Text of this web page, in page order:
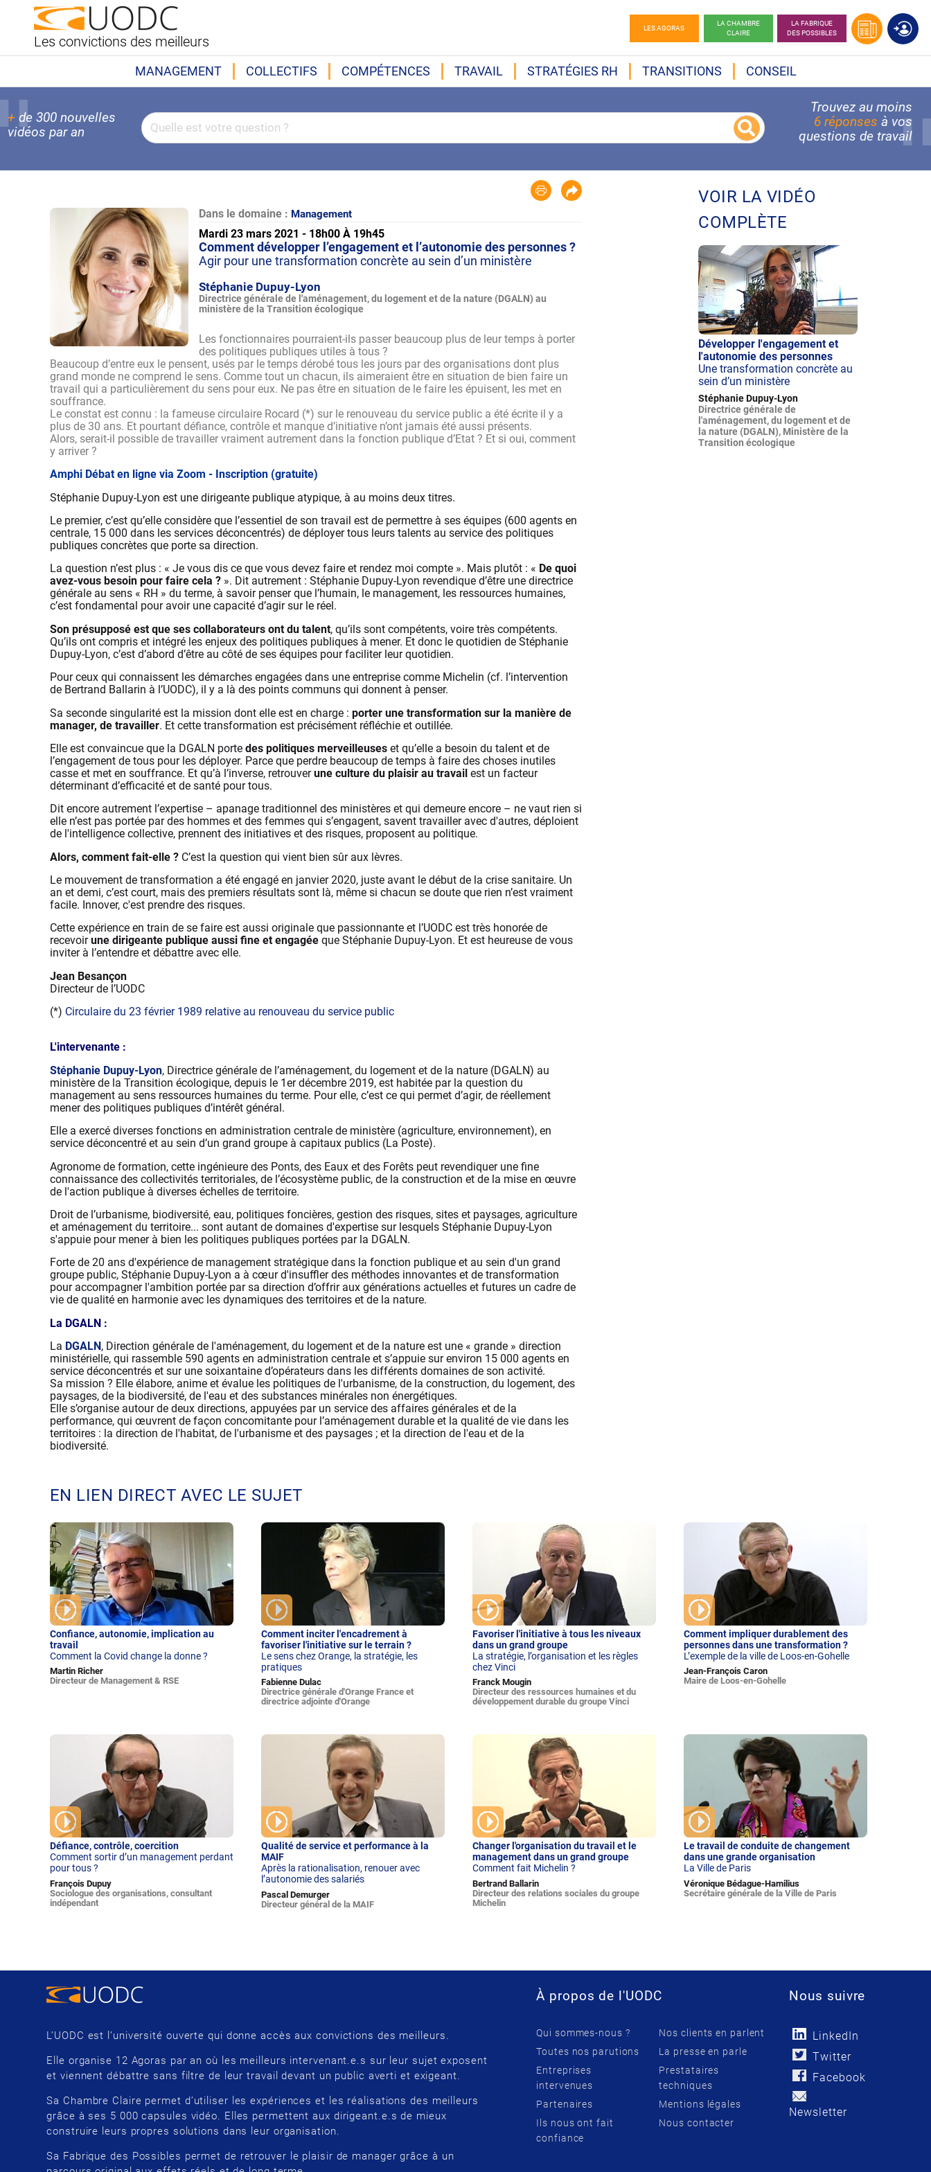
Les convictions des meilleurs
LES AGORAS
LA CHAMBRE
CLAIRE
LA FABRIQUE
DES POSSIBLES
MANAGEMENT COLLECTIFS COMPÉTENCES TRAVAIL STRATÉGIES RH TRANSITIONS CONSEIL
+ de 300 nouvelles
vidéos par an
Trouvez au moins
6 réponses à vos
questions de travail
Dans le domaine : Management
Mardi 23 mars 2021 - 18h00 À 19h45
Comment développer l’engagement et l’autonomie des personnes ?
Agir pour une transformation concrète au sein d’un ministère
Stéphanie Dupuy-Lyon
Directrice générale de l'aménagement, du logement et de la nature (DGALN) au
ministère de la Transition écologique
Les fonctionnaires pourraient-ils passer beaucoup plus de leur temps à porter
des politiques publiques utiles à tous ?
Beaucoup d’entre eux le pensent, usés par le temps dérobé tous les jours par des organisations dont plus
grand monde ne comprend le sens. Comme tout un chacun, ils aimeraient être en situation de bien faire un
travail qui a particulièrement du sens pour eux. Ne pas être en situation de le faire les épuisent, les met en
souffrance.
Le constat est connu : la fameuse circulaire Rocard (*) sur le renouveau du service public a été écrite il y a
plus de 30 ans. Et pourtant défiance, contrôle et manque d’initiative n’ont jamais été aussi présents.
Alors, serait-il possible de travailler vraiment autrement dans la fonction publique d’Etat ? Et si oui, comment
y arriver ?
Amphi Débat en ligne via Zoom - Inscription (gratuite)
Stéphanie Dupuy-Lyon est une dirigeante publique atypique, à au moins deux titres.
Le premier, c’est qu’elle considère que l’essentiel de son travail est de permettre à ses équipes (600 agents en
centrale, 15 000 dans les services déconcentrés) de déployer tous leurs talents au service des politiques
publiques concrètes que porte sa direction.
La question n’est plus : « Je vous dis ce que vous devez faire et rendez moi compte ». Mais plutôt : « De quoi
avez-vous besoin pour faire cela ? ». Dit autrement : Stéphanie Dupuy-Lyon revendique d’être une directrice
générale au sens « RH » du terme, à savoir penser que l’humain, le management, les ressources humaines,
c’est fondamental pour avoir une capacité d’agir sur le réel.
Son présupposé est que ses collaborateurs ont du talent, qu’ils sont compétents, voire très compétents.
Qu’ils ont compris et intégré les enjeux des politiques publiques à mener. Et donc le quotidien de Stéphanie
Dupuy-Lyon, c’est d’abord d’être au côté de ses équipes pour faciliter leur quotidien.
Pour ceux qui connaissent les démarches engagées dans une entreprise comme Michelin (cf. l’intervention
de Bertrand Ballarin à l’UODC), il y a là des points communs qui donnent à penser.
Sa seconde singularité est la mission dont elle est en charge : porter une transformation sur la manière de
manager, de travailler. Et cette transformation est précisément réfléchie et outillée.
Elle est convaincue que la DGALN porte des politiques merveilleuses et qu’elle a besoin du talent et de
l’engagement de tous pour les déployer. Parce que perdre beaucoup de temps à faire des choses inutiles
casse et met en souffrance. Et qu’à l’inverse, retrouverune culture du plaisir au travail est un facteur
déterminant d’efficacité et de santé pour tous.
Dit encore autrement l’expertise – apanage traditionnel des ministères et qui demeure encore – ne vaut rien si
elle n’est pas portée par des hommes et des femmes qui s’engagent, savent travailler avec d'autres, déploient
de l'intelligence collective, prennent des initiatives et des risques, proposent au politique.
Alors, comment fait-elle ? C’est la question qui vient bien sûr aux lèvres.
Le mouvement de transformation a été engagé en janvier 2020, juste avant le début de la crise sanitaire. Un
an et demi, c’est court, mais des premiers résultats sont là, même si chacun se doute que rien n’est vraiment
facile. Innover, c'est prendre des risques.
Cette expérience en train de se faire est aussi originale que passionnante et l’UODC est très honorée de
recevoirune dirigeante publique aussi fine et engagée que Stéphanie Dupuy-Lyon. Et est heureuse de vous
inviter à l’entendre et débattre avec elle.
Jean Besançon
Directeur de l’UODC
(*) Circulaire du 23 février 1989 relative au renouveau du service public
L'intervenante :
Stéphanie Dupuy-Lyon, Directrice générale de l’aménagement, du logement et de la nature (DGALN) au
ministère de la Transition écologique, depuis le 1er décembre 2019, est habitée par la question du
management au sens ressources humaines du terme. Pour elle, c’est ce qui permet d’agir, de réellement
mener des politiques publiques d’intérêt général.
Elle a exercé diverses fonctions en administration centrale de ministère (agriculture, environnement), en
service déconcentré et au sein d’un grand groupe à capitaux publics (La Poste).
Agronome de formation, cette ingénieure des Ponts, des Eaux et des Forêts peut revendiquer une fine
connaissance des collectivités territoriales, de l’écosystème public, de la construction et de la mise en œuvre
de l'action publique à diverses échelles de territoire.
Droit de l’urbanisme, biodiversité, eau, politiques foncières, gestion des risques, sites et paysages, agriculture
et aménagement du territoire... sont autant de domaines d'expertise sur lesquels Stéphanie Dupuy-Lyon
s'appuie pour mener à bien les politiques publiques portées par la DGALN.
Forte de 20 ans d'expérience de management stratégique dans la fonction publique et au sein d'un grand
groupe public, Stéphanie Dupuy-Lyon a à cœur d'insuffler des méthodes innovantes et de transformation
pour accompagner l'ambition portée par sa direction d’offrir aux générations actuelles et futures un cadre de
vie de qualité en harmonie avec les dynamiques des territoires et de la nature.
La DGALN :
La DGALN, Direction générale de l'aménagement, du logement et de la nature est une « grande » direction
ministérielle, qui rassemble 590 agents en administration centrale et s’appuie sur environ 15 000 agents en
service déconcentrés et sur une soixantaine d’opérateurs dans les différents domaines de son activité.
Sa mission ? Elle élabore, anime et évalue les politiques de l'urbanisme, de la construction, du logement, des
paysages, de la biodiversité, de l'eau et des substances minérales non énergétiques.
Elle s’organise autour de deux directions, appuyées par un service des affaires générales et de la
performance, qui œuvrent de façon concomitante pour l’aménagement durable et la qualité de vie dans les
territoires : la direction de l'habitat, de l'urbanisme et des paysages ; et la direction de l'eau et de la
biodiversité.
VOIR LA VIDÉO
COMPLÈTE
Développer l'engagement et
l'autonomie des personnes
Une transformation concrète au
sein d’un ministère
Stéphanie Dupuy-Lyon
Directrice générale de
l'aménagement, du logement et de
la nature (DGALN), Ministère de la
Transition écologique
EN LIEN DIRECT AVEC LE SUJET
Confiance, autonomie, implication au
travail
Comment la Covid change la donne ?
Martin Richer
Directeur de Management & RSE
Comment inciter l'encadrement à
favoriser l'initiative sur le terrain ?
Le sens chez Orange, la stratégie, les
pratiques
Fabienne Dulac
Directrice générale d'Orange France et
directrice adjointe d'Orange
Favoriser l'initiative à tous les niveaux
dans un grand groupe
La stratégie, l’organisation et les règles
chez Vinci
Franck Mougin
Directeur des ressources humaines et du
développement durable du groupe Vinci
Comment impliquer durablement des
personnes dans une transformation ?
L’exemple de la ville de Loos-en-Gohelle
Jean-François Caron
Maire de Loos-en-Gohelle
Défiance, contrôle, coercition
Comment sortir d’un management perdant
pour tous ?
François Dupuy
Sociologue des organisations, consultant
indépendant
Qualité de service et performance à la
MAIF
Après la rationalisation, renouer avec
l’autonomie des salariés
Pascal Demurger
Directeur général de la MAIF
Changer l'organisation du travail et le
management dans un grand groupe
Comment fait Michelin ?
Bertrand Ballarin
Directeur des relations sociales du groupe
Michelin
Le travail de conduite de changement
dans une grande organisation
La Ville de Paris
Véronique Bédague-Hamilius
Secrétaire générale de la Ville de Paris
L’UODC est l’université ouverte qui donne accès aux convictions des meilleurs.
Elle organise 12 Agoras par an où les meilleurs intervenant.e.s sur leur sujet exposent
et viennent débattre sans filtre de leur travail devant un public averti et exigeant.
Sa Chambre Claire permet d’utiliser les expériences et les réalisations des meilleurs
grâce à ses 5 000 capsules vidéo. Elles permettent aux dirigeant.e.s de mieux
construire leurs propres solutions dans leur organisation.
Sa Fabrique des Possibles permet de retrouver le plaisir de manager grâce à un
À propos de l'UODC
Qui sommes-nous ?
Toutes nos parutions
Entreprises
intervenues
Partenaires
Ils nous ont fait
confiance
Nos clients en parlent
La presse en parle
Prestataires
techniques
Mentions légales
Nous contacter
Nous suivre
LinkedIn
Twitter
Facebook
Newsletter